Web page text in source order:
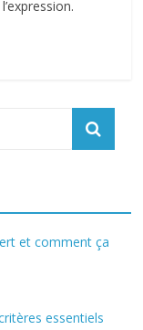
et comment ça
essentiels